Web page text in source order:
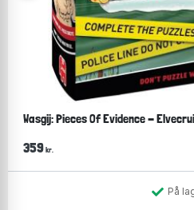
Wasgij: Pieces Of Evidence -
359 kr.
På